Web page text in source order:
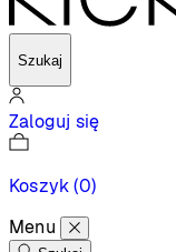
Szukaj
Zaloguj się
Koszyk(0)
Menu